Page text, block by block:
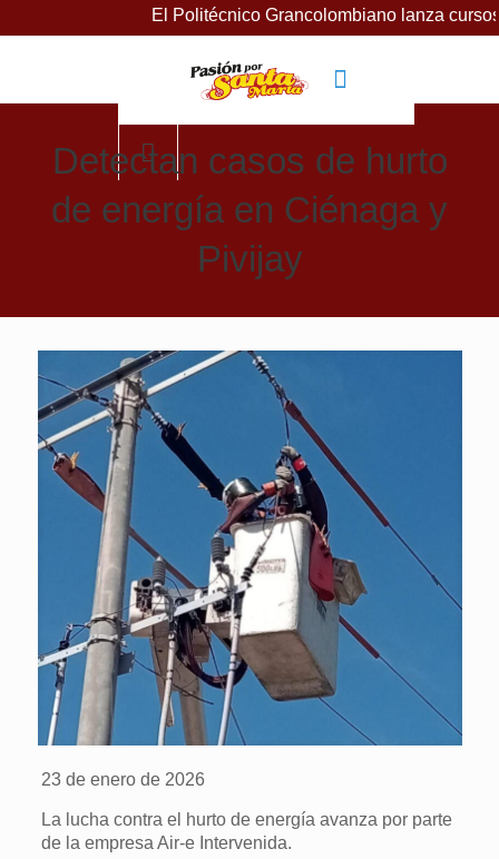
El Politécnico Grancolombiano lanza cursos
Detectan casos de hurto
de energía en Ciénaga y
Pivijay
23 de enero de 2026
La lucha contra el hurto de energía avanza por parte
de la empresa Air-e Intervenida.